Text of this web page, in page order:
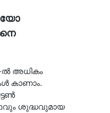
ൽ അധികം
കാണാം.
ശുദ്ധവുമായ